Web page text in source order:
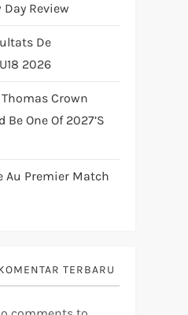
Review
De
2026
Thomas Crown
One Of 2027’s
Au Premier Match
TERBARU